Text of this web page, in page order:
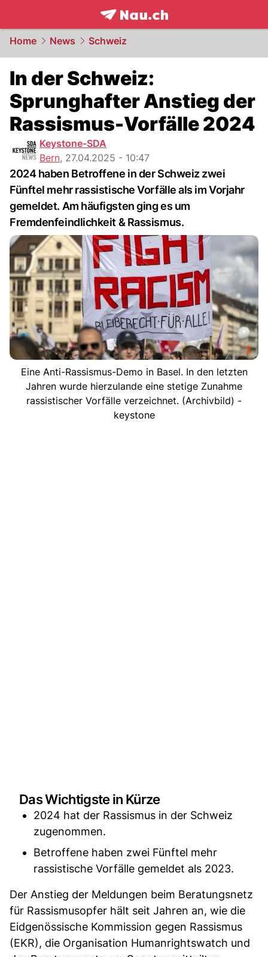
frontpage.NAU.ch
Home News Schweiz
In der Schweiz:
Sprunghafter Anstieg der
Rassismus-Vorfälle 2024
Keystone-SDA
Bern, 27.04.2025 - 10:47
2024 haben Betroffene in der Schweiz zwei
Fünftel mehr rassistische Vorfälle als im Vorjahr
gemeldet. Am häufigsten ging es um
Fremdenfeindlichkeit & Rassismus.
Eine Anti-Rassismus-Demo in Basel. In den letzten
Jahren wurde hierzulande eine stetige Zunahme
rassistischer Vorfälle verzeichnet. (Archivbild) -
keystone
Das Wichtigste in Kürze
2024 hat der Rassismus in der Schweiz
zugenommen.
Betroffene haben zwei Fünftel mehr
rassistische Vorfälle gemeldet als 2023.
Der Anstieg der Meldungen beim Beratungsnetz
für Rassismusopfer hält seit Jahren an, wie die
Eidgenössische Kommission gegen Rassismus
(EKR), die Organisation Humanrightswatch und